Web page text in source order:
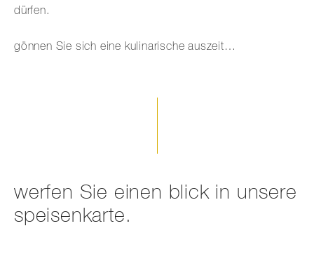
dürfen.
gönnen Sie sich eine kulinarische auszeit…
werfen Sie einen blick in unsere
speisenkarte.